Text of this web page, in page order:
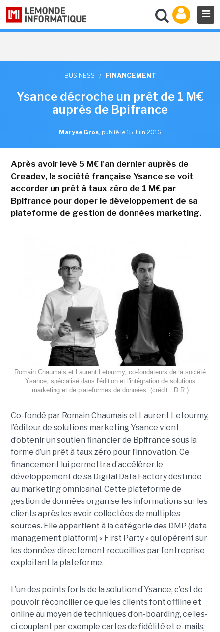
BUSINESS / FINANCEMENT
Ysance décroche un prêt de 1 M€
auprès de Bpifrance
Maryse Gros, publié le 15 Juin 2016
Après avoir levé 5 M€ l'an dernier auprès de
Creadev, la société française Ysance se voit
accorder un prêt à taux zéro de 1 M€ par
Bpifrance pour doper le développement de sa
plateforme de gestion de données marketing.
Romain Chaumais et Laurent Letourmy, co-fondateurs de la société
Ysance, spécialisé dans l'édition et l'intégration de solutions
marketing et de plateformes de données. (crédit : D.R.)
Co-fondé par Romain Chaumais et Laurent Letourmy,
l’éditeur de solutions marketing Ysance vient
d’obtenir un soutien financier de Bpifrance sous la
forme d’un prêt à taux zéro pour l’innovation. Ce
financement lui permettra d’accélérer le
développement de sa Digital Data Factory destinée
au marketing omnicanal. Cette plateforme de
gestion de données organise les informations sur les
clients après les avoir collectées de multiples
sources. Elle appartient à la catégorie des DMP (data
management platform) « First Party » qui opèrent sur
les données directement recueillies par l’entreprise
exploitant la plateforme.
L’un des points forts de la solution d’Ysance, c’est de
pouvoir réconcilier ce que les clients font offline et
online au moyen de techniques d’on-boarding, celles-
ci couplant par exemple cartes de fidélité et e-mails,